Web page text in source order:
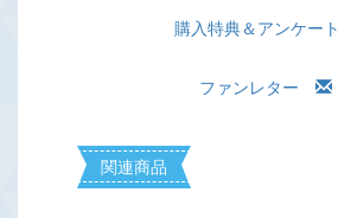
購入特典＆アンケート
ファンレター
関連商品